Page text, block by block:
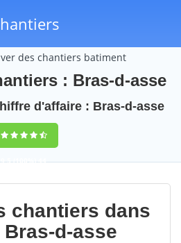
des chantiers batiment
: Bras-d-asse
d'affaire : Bras-d-asse
9,5(100%)44
votes
chantiers dans
d-asse